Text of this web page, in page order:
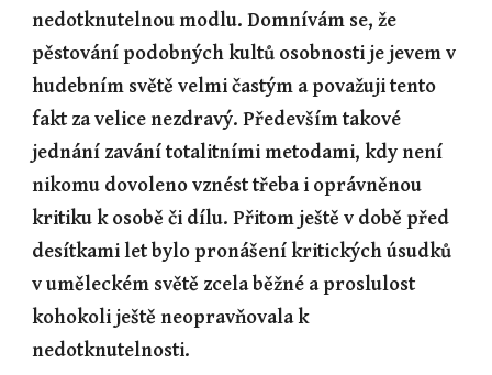
nedotknutelnou modlu. Domnívám se, že
pěstování podobných kultů osobnosti je jevem v
hudebním světě velmi častým a považuji tento
fakt za velice nezdravý. Především takové
jednání zavání totalitními metodami, kdy není
nikomu dovoleno vznést třeba i oprávněnou
kritiku k osobě či dílu. Přitom ještě v době před
desítkami let bylo pronášení kritických úsudků
v uměleckém světě zcela běžné a proslulost
kohokoli ještě neopravňovala k
nedotknutelnosti.